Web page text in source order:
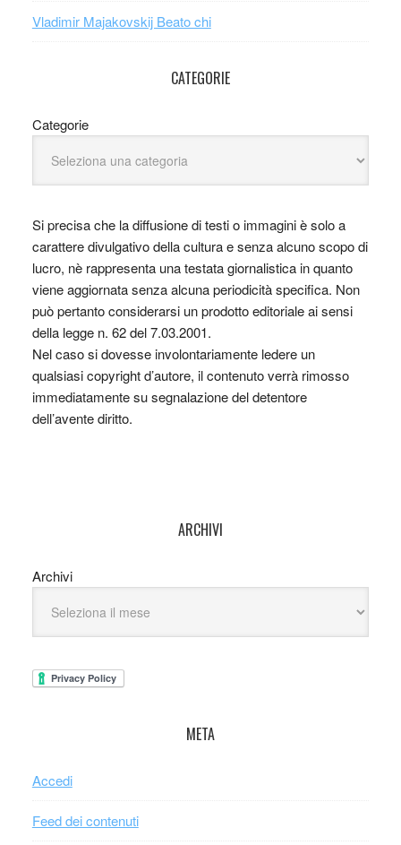
Vladimir Majakovskij Beato chi
CATEGORIE
Categorie
Si precisa che la diffusione di testi o immagini è solo a
carattere divulgativo della cultura e senza alcuno scopo di
lucro, nè rappresenta una testata giornalistica in quanto
viene aggiornata senza alcuna periodicità specifica. Non
può pertanto considerarsi un prodotto editoriale ai sensi
della legge n. 62 del 7.03.2001.
Nel caso si dovesse involontariamente ledere un
qualsiasi copyright d’autore, il contenuto verrà rimosso
immediatamente su segnalazione del detentore
dell’avente diritto.
ARCHIVI
Archivi
META
Accedi
Feed dei contenuti